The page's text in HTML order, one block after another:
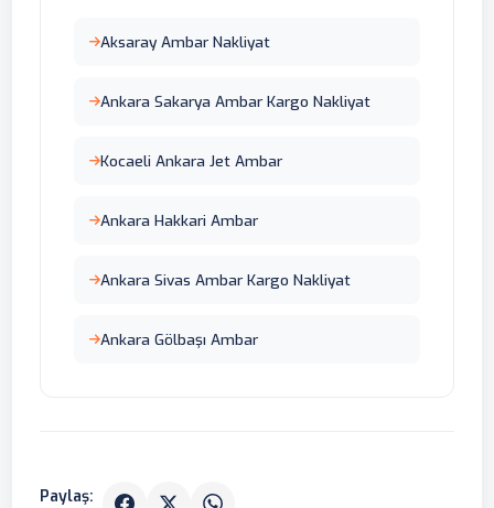
Aksaray Ambar Nakliyat
Ankara Sakarya Ambar Kargo Nakliyat
Kocaeli Ankara Jet Ambar
Ankara Hakkari Ambar
Ankara Sivas Ambar Kargo Nakliyat
Ankara Gölbaşı Ambar
Paylaş: